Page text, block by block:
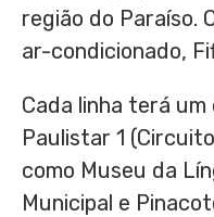
região do Paraíso.
ar-condicionado,
Cada linha terá
Paulistar 1
como Museu da
Municipal e